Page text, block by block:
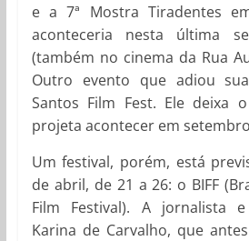
e a 7ª Mostra Tiradentes
aconteceria nesta última
(também no cinema da Rua
Outro evento que adiou
Santos Film Fest. Ele deixa
projeta acontecer em
Um festival, porém, está
de abril, de 21 a 26: o BIFF
Film Festival). A jornalista
Karina de Carvalho, que